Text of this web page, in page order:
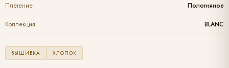
Плетение Полотняное
Коллекция BLANC
ВЫШИВКА ХЛОПОК